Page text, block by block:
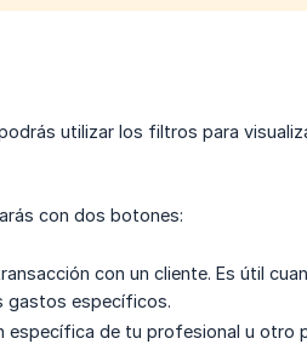
utilizar los filtros para
con dos botones:
con un cliente. Es útil
gastos específicos.
específica de tu profesional u otro